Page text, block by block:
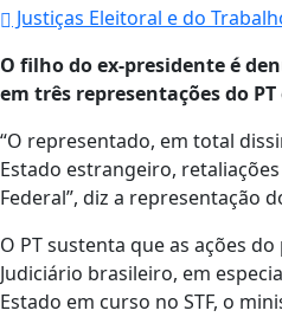
Justiças Eleitoral e do
O filho do ex-presidente é
em três representações do PT
“O representado, em total
Estado estrangeiro,
Federal”, diz a representação
O PT sustenta que as ações
Judiciário brasileiro, em
Estado em curso no STF, o